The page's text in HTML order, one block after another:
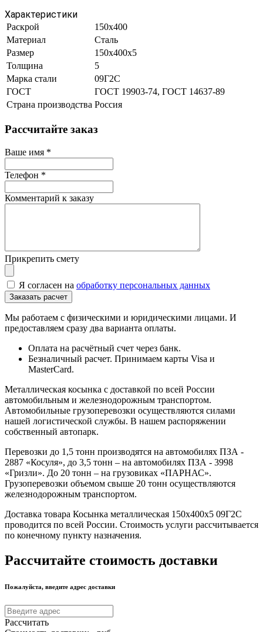
Характеристики
Раскрой
150х400
Материал
Сталь
Размер
150х400х5
Толщина
5
Марка стали
09Г2С
ГОСТ
ГОСТ 19903-74, ГОСТ 14637-89
Страна производства Россия
Рассчитайте заказ
Ваше имя *
Телефон *
Комментарий к заказу
Прикрепить смету
Я согласен на обработку персональных данных
Мы работаем с физическими и юридическими лицами. И
предоставляем сразу два варианта оплаты.
Оплата на расчётный счет через банк.
Безналичный расчет. Принимаем карты Visa и
MasterCard.
Металлическая косынка с доставкой по всей России
автомобильным и железнодорожным транспортом.
Автомобильные грузоперевозки осуществляются силами
нашей логистической службы. В нашем распоряжении
собственный автопарк.
Перевозки до 1,5 тонн производятся на автомобилях ПЗА -
2887 «Косуля», до 3,5 тонн – на автомобилях ПЗА - 3998
«Гризли». До 20 тонн – на грузовиках «ПАРНАС».
Грузоперевозки объемом свыше 20 тонн осуществляются
железнодорожным транспортом.
Доставка товара Косынка металлическая 150х400х5 09Г2С
проводится по всей России. Стоимость услуги рассчитывается
по конечному пункту назначения.
Рассчитайте стоимость доставки
Пожалуйста, введите адрес доставки
Рассчитать